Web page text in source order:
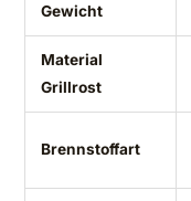
Gewicht
Material
Grillrost
Brennstoffart